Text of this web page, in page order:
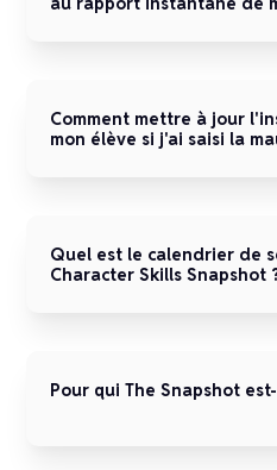
Comment mettre à jour
mon élève si j'ai saisi la
Quel est le calendrier de
Character Skills Snapshot
Pour qui The Snapshot